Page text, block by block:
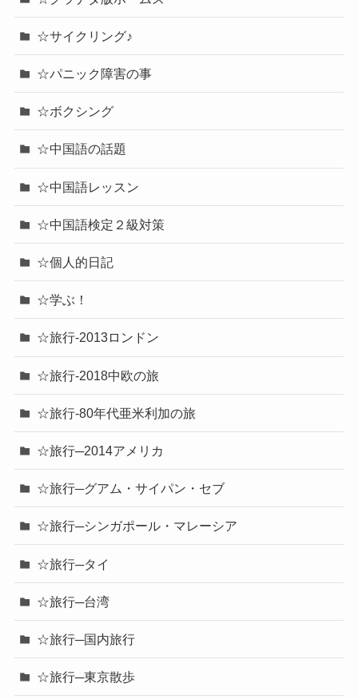
☆サイクリング♪
☆パニック障害の事
☆ボクシング
☆中国語の話題
☆中国語レッスン
☆中国語検定２級対策
☆個人的日記
☆学ぶ！
☆旅行-2013ロンドン
☆旅行-2018中欧の旅
☆旅行-80年代亜米利加の旅
☆旅行─2014アメリカ
☆旅行─グアム・サイパン・セブ
☆旅行─シンガポール・マレーシア
☆旅行─タイ
☆旅行─台湾
☆旅行─国内旅行
☆旅行─東京散歩